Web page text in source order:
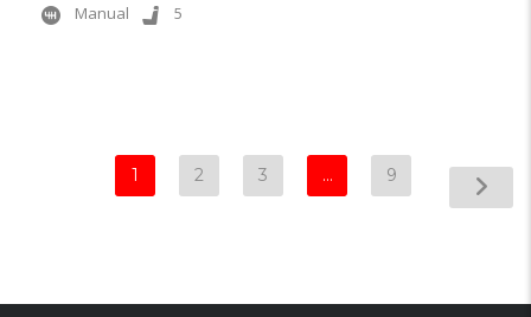
Manual 5
1 2 3 … 9